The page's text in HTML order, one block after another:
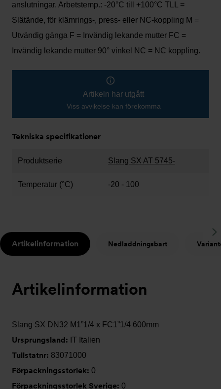
anslutningar. Arbetstemp.: -20°C till +100°C TLL =
Slätände, för klämrings-, press- eller NC-koppling M =
Utvändig gänga F = Invändig lekande mutter FC =
Invändig lekande mutter 90° vinkel NC = NC koppling.
Artikeln har utgått
Viss avvikelse kan förekomma
Tekniska specifikationer
Produktserie Slang SX AT 5745-
Temperatur (°C) -20 - 100
Artikelinformation Nedladdningsbart
Artikelinformation
Slang SX DN32 M1”1/4 x FC1”1/4 600mm
Ursprungsland: IT Italien
Tullstatnr: 83071000
Förpackningsstorlek: 0
Förpackningsstorlek Sverige: 0